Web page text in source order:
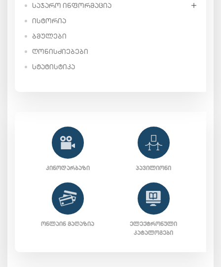
ᲡᲐᲯᲐᲠᲝ ᲘᲜᲤᲝᲠᲛᲐᲪᲘᲐ
ᲘᲡᲢᲝᲠᲘᲐ
ᲑᲛᲣᲚᲔᲑᲘ
ᲦᲝᲜᲘᲡᲫᲘᲔᲑᲔᲑᲘ
ᲡᲢᲐᲢᲘᲡᲢᲘᲙᲐ
ᲙᲘᲜᲝᲓᲐᲠᲑᲐᲖᲘ ᲞᲐᲕᲘᲚᲘᲝᲜᲘ
ᲝᲜᲚᲐᲘᲜ ᲛᲐᲦᲐᲖᲘᲐ
ᲔᲚᲔᲥᲢᲠᲝᲜᲣᲚᲘ
ᲙᲐᲢᲐᲚᲝᲒᲔᲑᲘ